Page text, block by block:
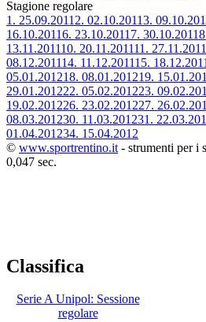
Stagione regolare
1. 25.09.2011 2. 02.10.20113.
16.10.20116. 23.10.2011 7. 30.10.2011
13.11.201110. 20.11.201111. 27.11.2011
08.12.201114. 11.12.201115. 18.12.2011
05.01.201218. 08.01.201219.
29.01.201222. 05.02.201223.
19.02.201226. 23.02.201227.
08.03.201230. 11.03.201231.
01.04.201234. 15.04.2012
© www.sportrentino.it - strumenti per i
0,047 sec.
Classifica
Serie A Unipol: Sessione
regolare